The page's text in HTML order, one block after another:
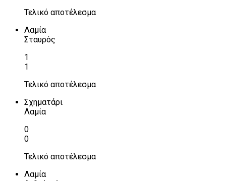
Τελικό αποτέλεσμα
Λαμία
Σταυρός
1
1
Τελικό αποτέλεσμα
Σχηματάρι
Λαμία
0
0
Τελικό αποτέλεσμα
Λαμία